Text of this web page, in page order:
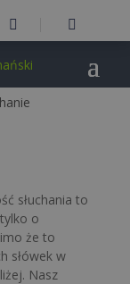
 
słuchania to
o
że to
słówek w
Nasz